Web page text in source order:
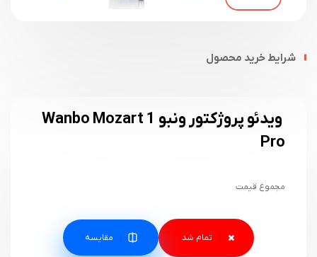
شرایط خرید محصول
ویدئو پروژکتور ونبو Wanbo Mozart 1
Pro
مجموع قیمت
مقایسه